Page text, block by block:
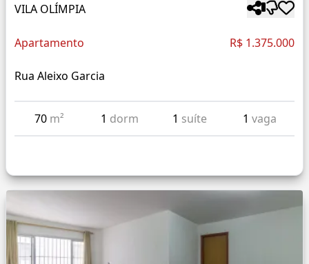
VILA OLÍMPIA
Apartamento R$ 1.375.000
Rua Aleixo Garcia
70 m² 1 dorm 1 suíte 1 vaga